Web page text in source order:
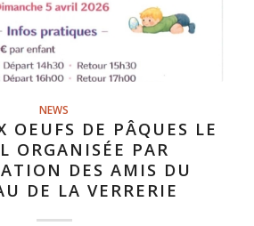
NEWS
OEUFS DE PÂQUES LE
ORGANISÉE PAR
DES AMIS DU
DE LA VERRERIE